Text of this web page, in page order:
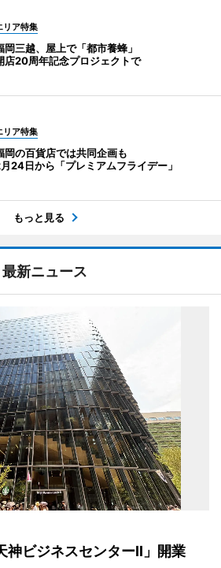
リア特集
岡三越、屋上で「都市養蜂」
店20周年記念プロジェクトで
リア特集
岡の百貨店では共同企画も
24日から「プレミアムフライデー」
もっと見る
最新ニュース
神ビジネスセンターII」開業